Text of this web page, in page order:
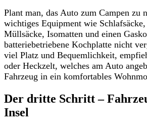
Plant man, das Auto zum Campen zu
wichtiges Equipment wie
Müllsäcke, Isomatten und einen
batteriebetriebene Kochplatte nicht
viel Platz und Bequemlichkeit,
oder Heckzelt, welches am Auto
Fahrzeug in ein komfortables
Der dritte Schritt –
Insel